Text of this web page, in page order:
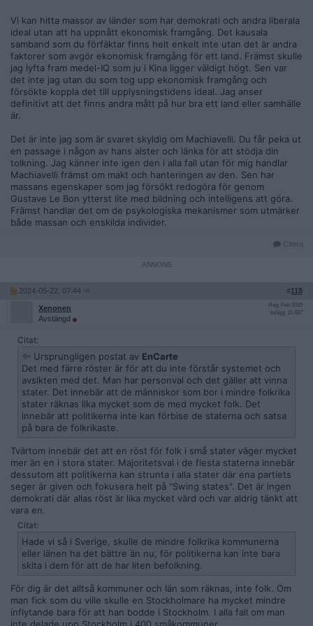
Vi kan hitta massor av länder som har demokrati och andra liberala
ideal utan att ha uppnått ekonomisk framgång. Det kausala
samband som du förfäktar finns helt enkelt inte utan det är andra
faktorer som avgör ekonomisk framgång för ett land. Främst skulle
jag lyfta fram medel-IQ som ju i Kina ligger väldigt högt. Sen var
det inte jag utan du som tog upp ekonomisk framgång och
försökte koppla det till upplysningstidens ideal. Jag anser
definitivt att det finns andra mått på hur bra ett land eller samhälle
är.
Det är inte jag som är svaret skyldig om Machiavelli. Du får peka ut
en passage i någon av hans alster och länka för att stödja din
tolkning. Jag känner inte igen den i alla fall utan för mig handlar
Machiavelli främst om makt och hanteringen av den. Sen har
massans egenskaper som jag försökt redogöra för genom
Gustave Le Bon ytterst lite med bildning och intelligens att göra.
Främst handlar det om de psykologiska mekanismer som utmärker
både massan och enskilda individer.
Citera
2024-05-22, 07:44 #118
Xenonen
Avstängd
Reg: Feb 2015
Inlägg: 31 437
Citat:
Ursprungligen postat av EnCarte
Det med färre röster är för att du inte förstår systemet och
avsikten med det. Man har personval och det gäller att vinna
stater. Det innebär att de människor som bor i mindre folkrika
stater räknas lika mycket som de med mycket folk. Det
innebär att politikerna inte kan förbise de staterna och satsa
på bara de folkrikaste.
Tvärtom innebär det att en röst för folk i små stater väger mycket
mer än en i stora stater. Majoritetsval i de flesta staterna innebär
dessutom att politikerna kan strunta i alla stater där ena partiets
seger är given och fokusera helt på "Swing states". Det är ingen
demokrati där allas röst är lika mycket värd och var aldrig tänkt att
vara en.
Citat:
Hade vi så i Sverige, skulle de mindre folkrika kommunerna
eller länen ha det bättre än nu, för politikerna kan inte bara
skita i dem för att de har liten befolkning.
För dig är det alltså kommuner och län som räknas, inte folk. Om
man fick som du ville skulle en Stockholmare ha mycket mindre
inflytande bara för att han bodde i Stockholm. I alla fall om man